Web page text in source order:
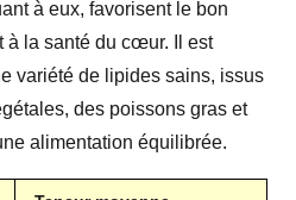
à eux, favorisent le bon
à la santé du cœur. Il est
variété de lipides sains, issus
des poissons gras et
alimentation équilibrée.